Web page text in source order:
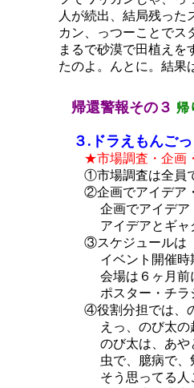
人が続出、結局残った
カン、っつーことでス
まるで砂漠で田植えを
たのよ。んとに。結果
帰還警報その３ 帰
３.ドラえもんご
★市場調査・企画
①市場調査は全員で
②企画でアイデア・
企画でアイデア・
アイデアとギャグ
③スケジュールは
イベント開催時期
会場は６ヶ月前
ポスター・チラシ
④役割分担では、の
えっ、のび太の超
のび太は、あやと
虫で、臆病で、勉
そう思ってる人こ